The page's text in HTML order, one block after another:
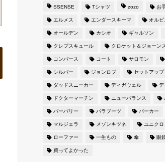
SSENSE Tシャツ zozo お
エルメス エンダースキーマ オルビ
オールデン カシオ ギャルソン
クレプスキュール クロケット＆ジョーン
コンバース コート サロモン
シルバー ジョンロブ セットアップ
ダッドスニーカー ディガウェル デ
ドクターマーチン ニューバランス
バーバリー パラブーツ パーカー
マルジェラ メゾンキツネ ユニクロ
ローファー 一生もの 傘 眼
買ってよかった